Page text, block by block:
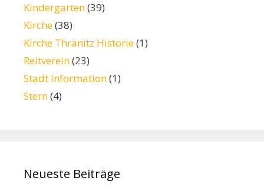
Kindergarten(39)
Kirche(38)
Kirche Thränitz Historie(1)
Reitverein(23)
Stadt Information(1)
Stern(4)
Neueste Beiträge